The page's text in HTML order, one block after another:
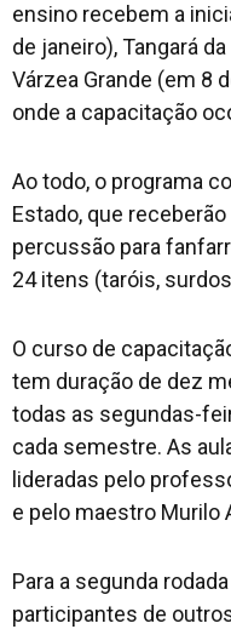
ensino recebem a
de janeiro), Tangará
Várzea Grande (em 8
onde a capacitação
Ao todo, o programa
Estado, que
percussão para
24 itens (taróis,
O curso de
tem duração de dez
todas as segundas-
cada semestre. As
lideradas pelo
e pelo maestro Murilo
Para a segunda
participantes de